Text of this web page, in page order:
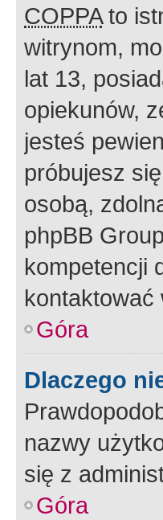
COPPAto
witrynom,
lat 13,
opiekunów,
jesteś
próbujesz
osobą,
phpBB
kompetencji
kontaktować
Góra
Dlaczego
nazwy
się z
Góra